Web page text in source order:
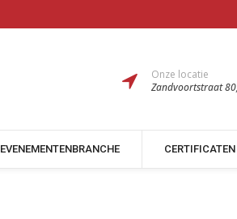
Onze locatie
Zandvoortstraat
EVENEMENTENBRANCHE